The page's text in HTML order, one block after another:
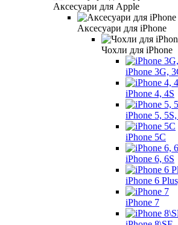
Аксесуари для Apple
Аксесуари для iPhone
Чохли для iPhone
iPhone 3G,
iPhone 4, 4S
iPhone 5,
iPhone 5C
iPhone 6, 6S
iPhone 6
iPhone 7